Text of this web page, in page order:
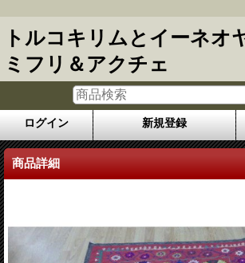
トルコキリムとイーネオ
ミフリ＆アクチェ
ログイン 新規登録
商品詳細